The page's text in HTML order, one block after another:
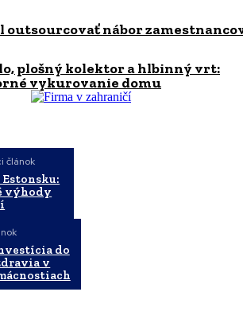
outsourcovať nábor
plošný kolektor a hlbinný vrt:
vykurovanie domu
článok
výhody
do
v